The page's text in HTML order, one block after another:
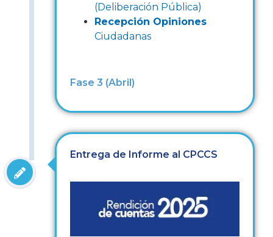
(Deliberación Pública)
Recepción Opiniones
Ciudadanas
Fase 3 (Abril)
Entrega de Informe al CPCCS